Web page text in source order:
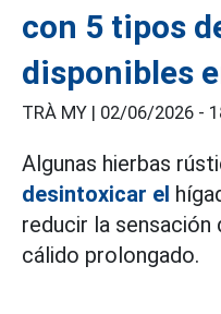
con 5 tipos
disponibles
TRÀ MY | 02/06/2026 -
Algunas hierbas
desintoxicar el
reducir la
cálido prolongado.